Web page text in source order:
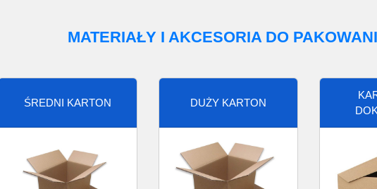
MATERIAŁY I AKCESORIA DO
ŚREDNI KARTON DUŻY KARTON